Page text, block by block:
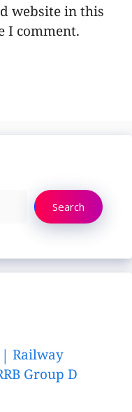
website in this
I comment.
Search
Railway
Group D